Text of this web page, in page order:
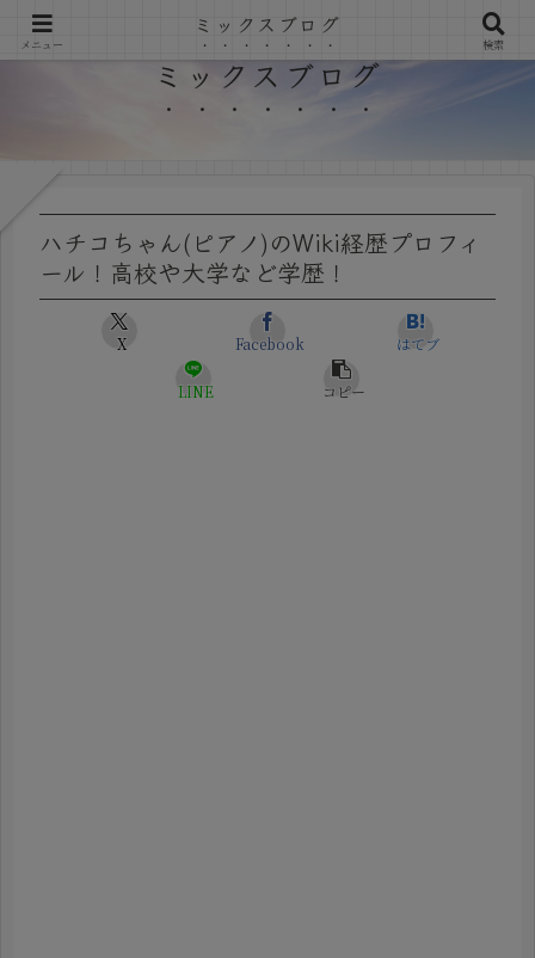
ミックスブログ
ハチコちゃん(ピアノ)のWiki経歴プロフィ
ール！高校や大学など学歴！
X Facebook はてブ
LINE コピー
メニュー
ミックスブログ
検索